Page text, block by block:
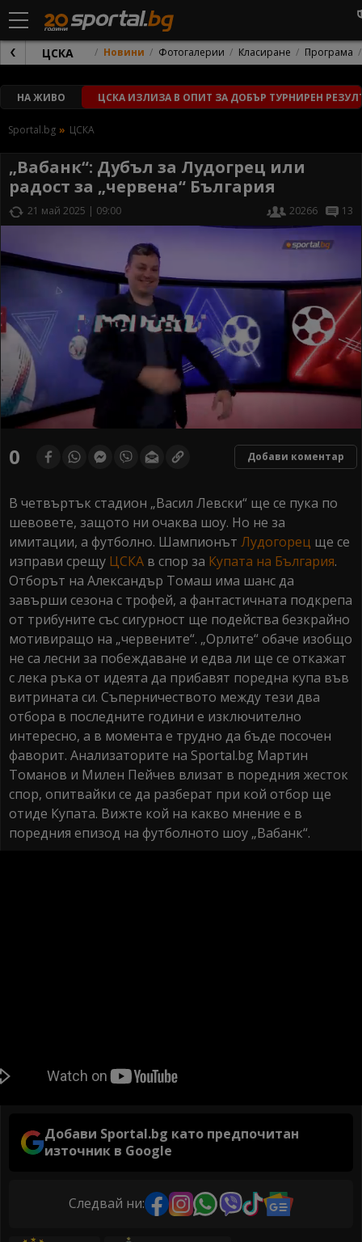
ЦСКА Новини Фотогалерии Класиране Програма
НА ЖИВО ЦСКА ИЗЛИЗА В ОПИТ ЗА ДОБЪР ТУРНИРЕН
Sportal.bg ЦСКА
„Вабанк“: Дубъл за Лудогрец или
радост за „червена“ България
21 май 2025 | 09:00 20266 13
of0 Добави коментар
В четвъртък стадион „Васил Левски“ ще се пука по
шевовете, защото ни очаква шоу. Но не за
имитации, а футболно. Шампионът Лудогорец ще се
изправи срещу ЦСКА в спор за Купата на България.
Отборът на Александър Томаш има шанс да
завърши сезона с трофей, а фантастичната подкрепа
от трибуните със сигурност ще подейства безкрайно
мотивиращо на „червените“. „Орлите“ обаче изобщо
не са лесни за побеждаване и едва ли ще се откажат
с лека ръка от идеята да прибавят поредна купа във
витрината си. Съперничеството между тези два
отбора в последните години е изключително
интересно, а в момента е трудно да бъде посочен
фаворит. Анализаторите на Sportal.bg Мартин
Томанов и Милен Пейчев влизат в поредния жесток
спор, опитвайки се да разберат при кой отбор ще
отиде Купата. Вижте кой на какво мнение е в
поредния епизод на футболното шоу „Вабанк“.
Добави Sportal.bg като предпочитан
източник в Google
Следвай ни: